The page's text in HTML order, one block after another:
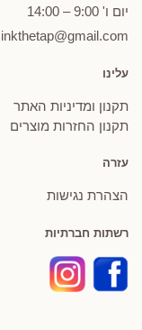
יום ו' 9:00 – 14:00
עלינו
תקנון ומדיניות האתר
תקנון החזרות מוצרים
עזרה
הצהרת נגישות
רשתות חברתיות